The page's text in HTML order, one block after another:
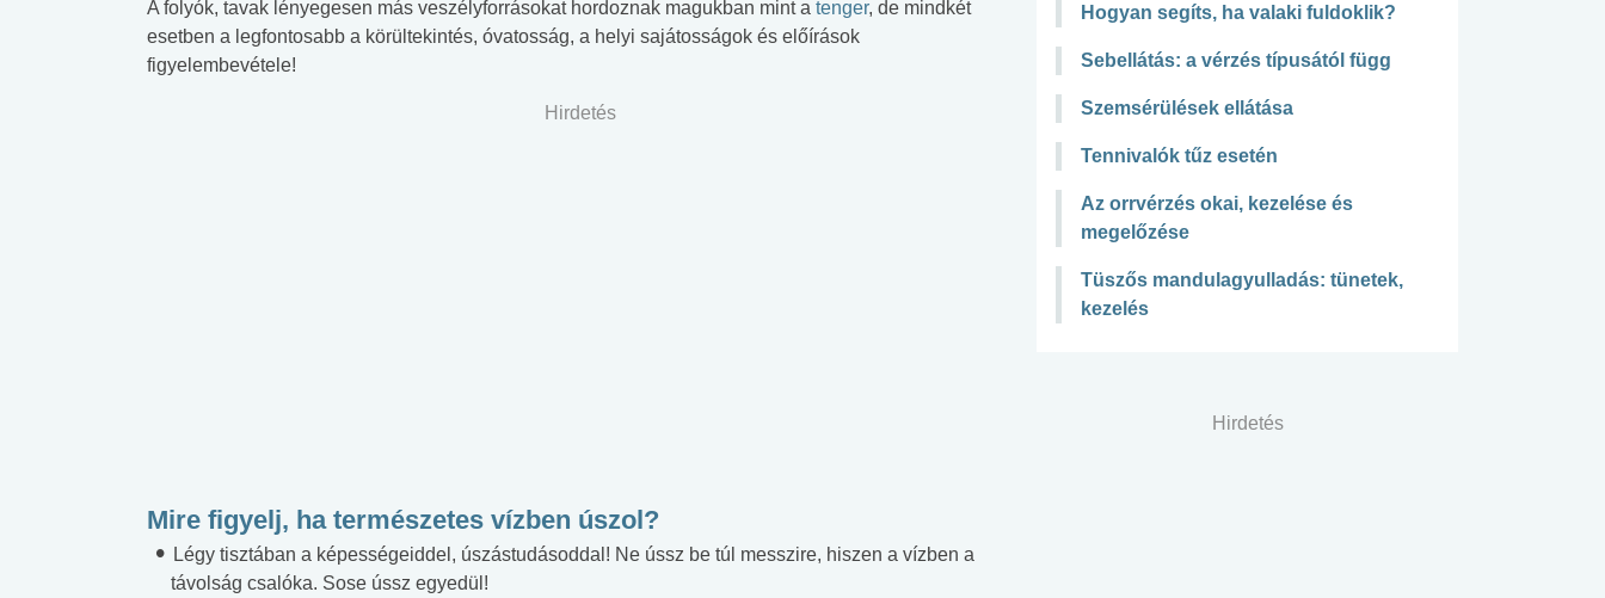
A folyók, tavak lényegesen más veszélyforrásokat hordoznak magukban mint a tenger, de mindkét
esetben a legfontosabb a körültekintés, óvatosság, a helyi sajátosságok és előírások
figyelembevétele!
Hirdetés
Mire figyelj, ha természetes vízben úszol?
Légy tisztában a képességeiddel, úszástudásoddal! Ne ússz be túl messzire, hiszen a vízben a
távolság csalóka. Sose ússz egyedül!
Hogyan segíts, ha valaki fuldoklik?
Sebellátás: a vérzés típusától függ
Szemsérülések ellátása
Tennivalók tűz esetén
Az orrvérzés okai, kezelése és
megelőzése
Tüszős mandulagyulladás: tünetek,
kezelés
Hirdetés